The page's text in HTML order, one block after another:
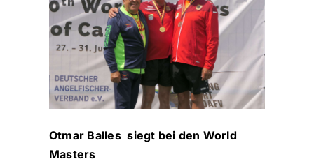
Otmar Balles siegt bei den World
Masters